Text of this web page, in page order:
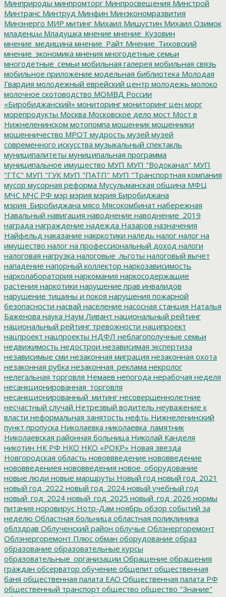
Минприроды минпромторг Минпросвещения Минстрой
Минтранс Минтруд Минфин Минэкономразвития
Минэнерго МИР митинг Михаил Мишустин Михаил Озимок
младенцы Младушка мнение мнение_Кузовин
мнение_медицина мнение_Райт Мнение_Тиховский
мнение_экономика мнения многодетные семьи
многодетные_семьи мобильная галерея мобильная связь
мобильное приложение модельная библиотека Молодая
Гвардия молодежный еврейский центр молодежь молоко
молочное скотоводство МОМВД России
«Биробиджанский» мониторинг мониторинг цен морг
морепродукты Москва Московское дело мост Мост в
Нижнеленинском мотопомпа мошенник мошенники
мошенничество МРОТ мудрость музей музей
современного искусства музыкальный спектакль
муниципалитеты муниципальная программа
муниципальное имущество МУП МУП "Водоканал" МУП
"ГТС" МУП "ГУК МУП "ПАТП" МУП "Транспортная компания
мусор мусорная реформа Мусульманская община МФЦ
МЧС МЧС РФ мэр мэрия мэрия Биробиджана
мэрия_Биробиджана мясо Мясокомбинат набережная
Навальный навигация наводнение наводнение_2019
награда награждение надежда Назаров назначения
Найфельд наказание накркотики наледь налог налог на
имущество налог на профессиональный доход налоги
налоговая нагрузка налоговые_льготы налоговый вычет
нападение напорный коллектор наркозависимость
нарколаборатория наркомания наркосодержащие
растения наркотики нарушение прав инвалидов
нарушение тишины и покоя нарушения пожарной
безопасности насвай население насосная станция Наталья
Баженова наука Наум Ливант национальный рейтинг
национальный рейтинг тревожности наципроект
нацпроект нацпроекты НДФЛ неблагополучные семьи
недвижимость недострои независимая экспертиза
независимые сми незаконная миграция незаконная охота
незаконная рубка незаконная_реклама некролог
нелегальная торговля Немаев непогода нерабочая неделя
несанкционированная_торговля
несанкционированный_митинг несовершеннолетние
несчастный случай Нетрезвый водитель неуважение к
власти неформальная занятость нефть Нижнеленинский
пункт пропуска Николаевка николаевка_памятник
Николаевская районная больница Николай Канделя
никотин НК РФ НКО НКО «РОКР» Новая звезда
Новгородская область нововвведение нововведение
нововведениея нововведения новое_оборудование
новые люди новые маршруты Новый год новый год_2021
новый год_2022 новый год_2024 новый учебный год
новый_год_2024 новый_год_2025 новый_год_2026 нормы
питания норовирус Нотр-Дам ноябрь обзор событий за
неделю Областная больница областная поликлиника
облздрав Облученский район облучье Облэнергоремонт
Облэнергоремонт Плюс обман оборудование образ
образование образовательные курсы
образовательные_организации Обращение обращения
граждан обсерватор обучение общепит общественная
баня общественная палата ЕАО Общественная палата РФ
общественный транспорт общество общество "Знание"